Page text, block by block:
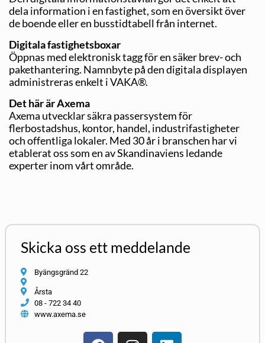
dela information i en fastighet, som en översikt över
de boende eller en busstidtabell från internet.
Digitala fastighetsboxar
Öppnas med elektronisk tagg för en säker brev- och
pakethantering. Namnbyte på den digitala displayen
administreras enkelt i VAKA®.
Det här är Axema
Axema utvecklar säkra passersystem för
flerbostadshus, kontor, handel, industrifastigheter
och offentliga lokaler. Med 30 år i branschen har vi
etablerat oss som en av Skandinaviens ledande
experter inom vårt område.
Skicka oss ett meddelande
Byängsgränd 22
Årsta
08 - 722 34 40
www.axema.se